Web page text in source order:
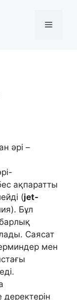
Menu
әрі –
ақпаратты
(jet-
Бұл
Саясат
мен
деректерін